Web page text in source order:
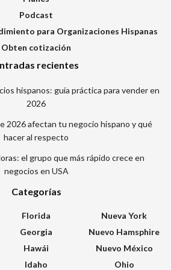
Podcast
para Organizaciones Hispanas
Obten cotización
recientes
hispanos: guía práctica para vender en
2026
2026 afectan tu negocio hispano y qué
hacer al respecto
el grupo que más rápido crece en
negocios en USA
Categorías
Florida
Georgia
Hawái
Idaho
Nueva York
Nuevo Hamsphire
Nuevo México
Ohio